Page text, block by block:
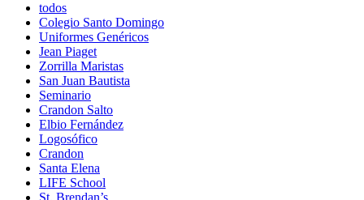
todos
Colegio Santo Domingo
Uniformes Genéricos
Jean Piaget
Zorrilla Maristas
San Juan Bautista
Seminario
Crandon Salto
Elbio Fernández
Logosófico
Crandon
Santa Elena
LIFE School